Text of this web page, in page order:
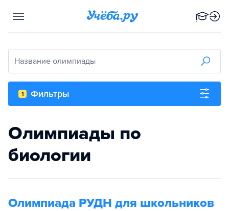
Название олимпиады
1 Фильтры
Олимпиады по
биологии
Олимпиада РУДН для школьников